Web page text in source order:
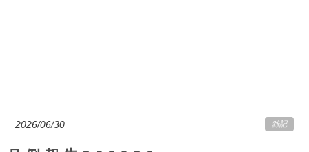
2026/06/30 雑記